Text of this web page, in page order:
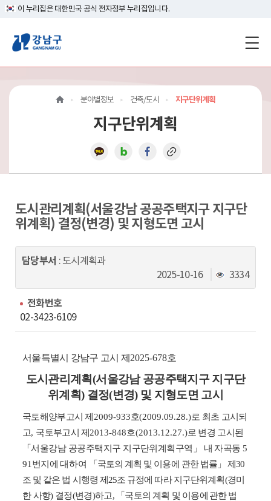
이 누리집은 대한민국 공식 전자정부 누리집입니다.
강
남
구
메
인
이
동
분야별정보 건축/도시 지구단위계획
지구단위계획
도시관리계획(서울강남 공공주택지구 지구단
위계획) 결정(변경) 및 지형도면 고시
담당부서 : 도시계획과
2025-10-16
조
회
3334
전화번호
02-3423-6109
서울특별시 강남구 고시 제 2025-678호
도시관리계획(서울강남 공공주택지구 지구단
위계획) 결정(변경) 및 지형도면 고시
국토해양부고시 제 2009-933호(2009.09.28.)로 최초 고시되
고, 국토부고시 제 2013-848호(2013.12.27.)로 변경 고시된
「서울강남 공공주택지구 지구단위계획구역 」 내 자곡동 5
91 번지에대하여 「 국토의 계획 및 이용에 관한 법률 」제30
조 및 같은 법 시행령 제 25조 규정에 따라 지구단위 계획(경미
한 사항) 결정(변경)하고, 「 국토의 계획 및 이용에 관한 법